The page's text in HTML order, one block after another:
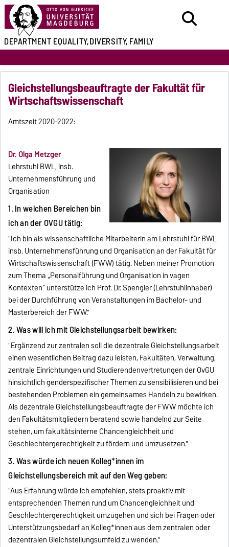
DEPARTMENTEQUALITY,DIVERSITY, FAMILY
Gleichstellungsbeauftragte der Fakultät für
Wirtschaftswissenschaft
Amtszeit 2020-2022:
Dr. Olga Metzger
Lehrstuhl BWL, insb.
Unternehmensführung und
Organisation
1. In welchen Bereichen bin
ich an der OVGU tätig:
"Ich bin als wissenschaftliche Mitarbeiterin am Lehrstuhl für BWL
insb. Unternehmensführung und Organisation an der Fakultät für
Wirtschaftswissenschaft (FWW) tätig. Neben meiner Promotion
zum Thema „Personalführung und Organisation in vagen
Kontexten“ unterstütze ich Prof. Dr. Spengler (Lehrstuhlinhaber)
bei der Durchführung von Veranstaltungen im Bachelor- und
Masterbereich der FWW."
2. Was will ich mit Gleichstellungsarbeit bewirken:
"Ergänzend zur zentralen soll die dezentrale Gleichstellungsarbeit
einen wesentlichen Beitrag dazu leisten, Fakultäten, Verwaltung,
zentrale Einrichtungen und Studierendenvertretungen der OvGU
hinsichtlich genderspezifischer Themen zu sensibilisieren und bei
bestehenden Problemen ein gemeinsames Handeln zu bewirken.
Als dezentrale Gleichstellungsbeauftragte der FWW möchte ich
den Fakultätsmitgliedern beratend sowie handelnd zur Seite
stehen, um fakultätsinterne Chancengleichheit und
Geschlechtergerechtigkeit zu fördern und umzusetzen."
3. Was würde ich neuen Kolleg*innen im
Gleichstellungsbereich mit auf den Weg geben:
"Aus Erfahrung würde ich empfehlen, stets proaktiv mit
entsprechenden Themen rund um Chancengleichheit und
Geschlechtergerechtigkeit umzugehen und sich bei Fragen oder
Unterstützungsbedarf an Kolleg*innen aus dem zentralen oder
dezentralen Gleichstellungsumfeld zu wenden."